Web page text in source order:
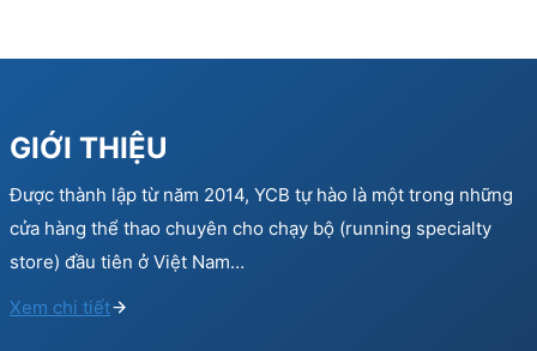
GIỚI THIỆU
Được thành lập từ năm 2014, YCB tự hào là một trong những
cửa hàng thể thao chuyên cho chạy bộ (running specialty
store) đầu tiên ở Việt Nam…
Xem chi tiết